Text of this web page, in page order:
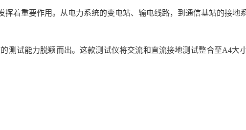
着重要作用。从电力系统的变电站、输电线路，到通信基站的接地
测试能力脱颖而出。这款测试仪将交流和直流接地测试整合至A4大